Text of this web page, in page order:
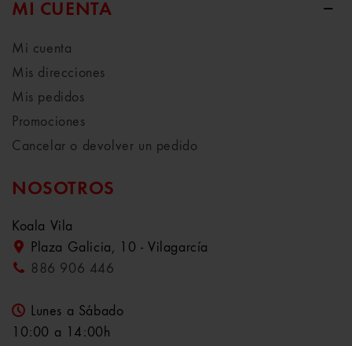
MI CUENTA
Mi cuenta
Mis direcciones
Mis pedidos
Promociones
Cancelar o devolver un pedido
NOSOTROS
Koala Vila
Plaza Galicia, 10 - Vilagarcía
886 906 446
Lunes a Sábado
10:00 a 14:00h